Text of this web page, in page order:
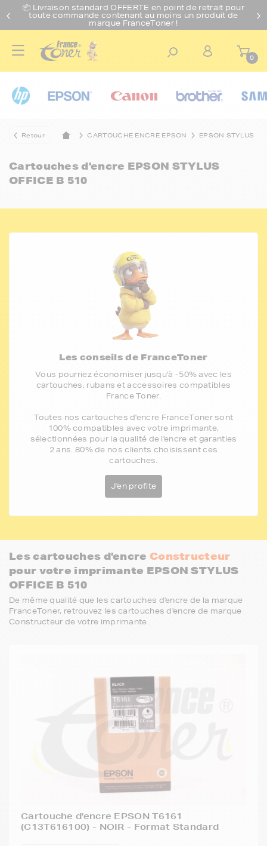
📦 Livraison standard OFFERTE en point de retrait pour
toute commande contenant au moins un produit de
marque FranceToner !
0
Retour CARTOUCHE ENCRE EPSON EPSON STYLUS
Cartouches d'encre EPSON STYLUS
OFFICE B 510
Les conseils de FranceToner
Vous pourriez économiser jusqu'à -50% avec les
cartouches, rubans et accessoires compatibles
France Toner.
Toutes nos cartouches d'encre FranceToner sont
100% compatibles avec votre imprimante,
sélectionnées pour la qualité de l'encre et garanties
2 ans. 80% de nos clients choisissent ces
cartouches.
J'en profite
Les cartouches d'encre Constructeur
pour votre imprimante EPSON STYLUS
OFFICE B 510
De même qualité que les cartouches d'encre de la marque
FranceToner, retrouvez les cartouches d'encre de marque
Constructeur de votre imprimante.
Cartouche d'encre EPSON T6161
(C13T616100) - NOIR - Format Standard